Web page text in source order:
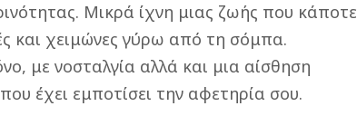
Μικρά ίχνη μιας ζωής που κάποτε
και χειμώνες γύρω από τη σόμπα.
με νοσταλγία αλλά και μια αίσθηση
έχει εμποτίσει την αφετηρία σου.